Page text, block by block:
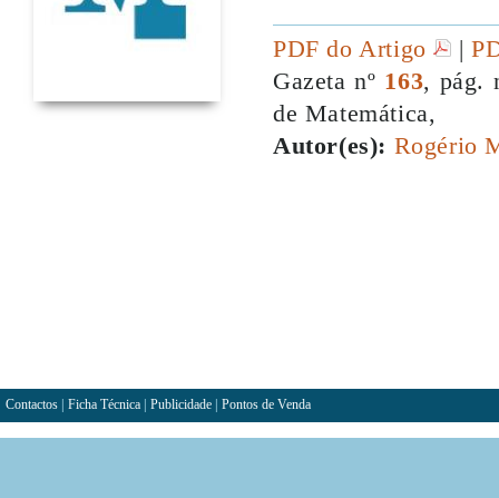
PDF do Artigo |
Gazeta nº 163, pág.
de Matemática,
Autor(es): Rogério
Contactos Ficha Técnica Publicidade Pontos de Venda